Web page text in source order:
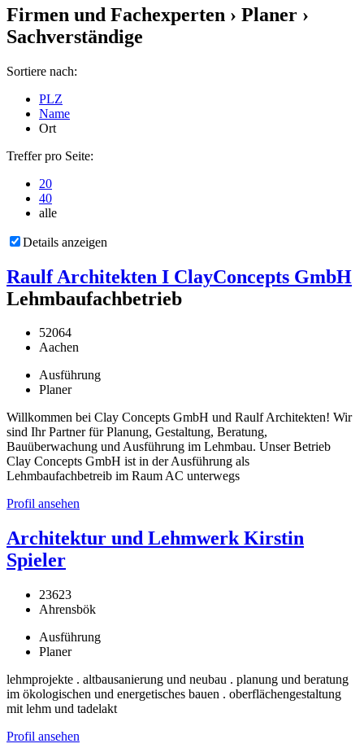
Firmen und Fachexperten › Planer ›
Sachverständige
Sortiere nach:
PLZ
Name
Ort
Treffer pro Seite:
20
40
alle
Details anzeigen
Raulf Architekten I ClayConcepts GmbH
Lehmbaufachbetrieb
52064
Aachen
Ausführung
Planer
Willkommen bei Clay Concepts GmbH und Raulf Architekten! Wir
sind Ihr Partner für Planung, Gestaltung, Beratung,
Bauüberwachung und Ausführung im Lehmbau. Unser Betrieb
Clay Concepts GmbH ist in der Ausführung als
Lehmbaufachbetreib im Raum AC unterwegs
Profil ansehen
Architektur und Lehmwerk Kirstin
Spieler
23623
Ahrensbök
Ausführung
Planer
lehmprojekte . altbausanierung und neubau . planung und beratung
im ökologischen und energetisches bauen . oberflächengestaltung
mit lehm und tadelakt
Profil ansehen